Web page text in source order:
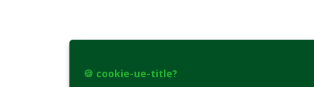
🍪 cookie-ue-title?